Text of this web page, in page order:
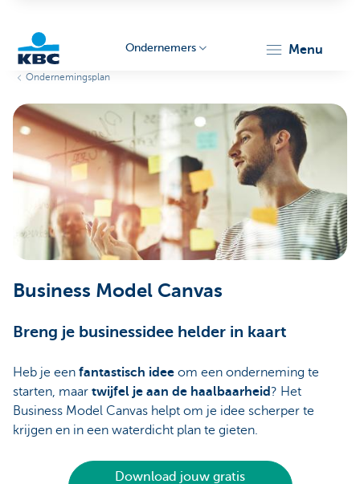
Ondernemers
Ondernemers menu
Ondernemingsplan
Business Model Canvas
Breng je businessidee helder in kaart
Heb je een fantastisch idee om een onderneming te
starten, maar twijfel je aan de haalbaarheid ? Het
Business Model Canvas helpt om je idee scherper te
krijgen en in een waterdicht plan te gieten.
Download jouw gratis